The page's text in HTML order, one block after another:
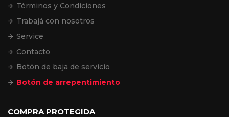
Términos y Condiciones
Trabajá con nosotros
Service
Contacto
Botón de baja de servicio
Botón de arrepentimiento
COMPRA PROTEGIDA